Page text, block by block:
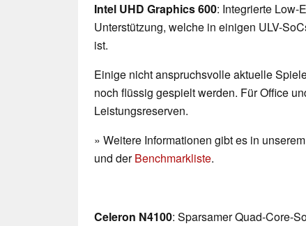
Intel UHD Graphics 600: Integrierte Low-
Unterstützung, welche in einigen ULV-
ist.
Einige nicht anspruchsvolle aktuelle
noch flüssig gespielt werden. Für Office
Leistungsreserven.
» Weitere Informationen gibt es in unserem
und derBenchmarkliste.
Celeron N4100: Sparsamer Quad-Core-